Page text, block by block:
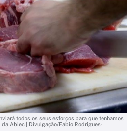
todos os seus esforços para que tenhamos
Abiec | Divulgação/Fabio Rodrigues-